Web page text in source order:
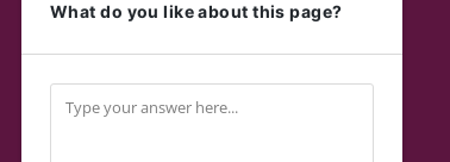
What do you like about this page?